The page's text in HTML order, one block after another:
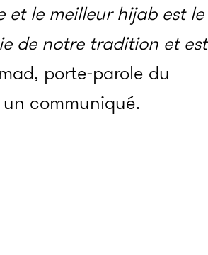
le meilleur hijab est le
de notre tradition et est
porte-parole du
communiqué.